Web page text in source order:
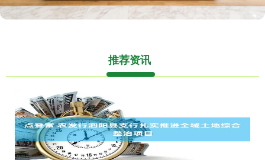
推荐资讯